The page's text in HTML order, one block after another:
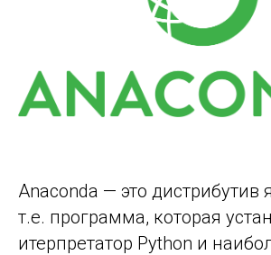
Anaconda — это дистрибутив
т.е. программа, которая
итерпретатор Python и